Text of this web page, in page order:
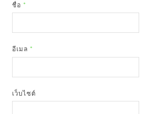
ชื่อ *
อีเมล *
เว็บไซต์